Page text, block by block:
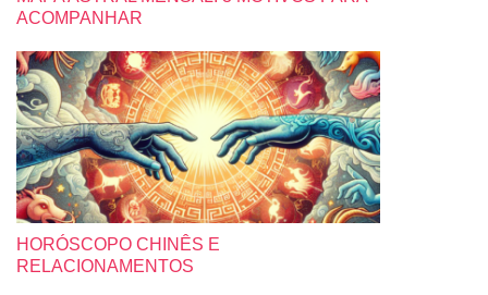
ACOMPANHAR
HORÓSCOPO CHINÊS E
RELACIONAMENTOS